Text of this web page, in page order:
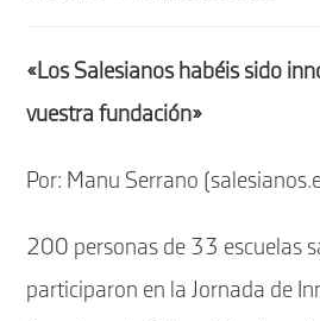
«Los Salesianos habéis sido
vuestra fundación»
Por: Manu Serrano
200 personas de 33 escuelas
participaron en la Jornada de